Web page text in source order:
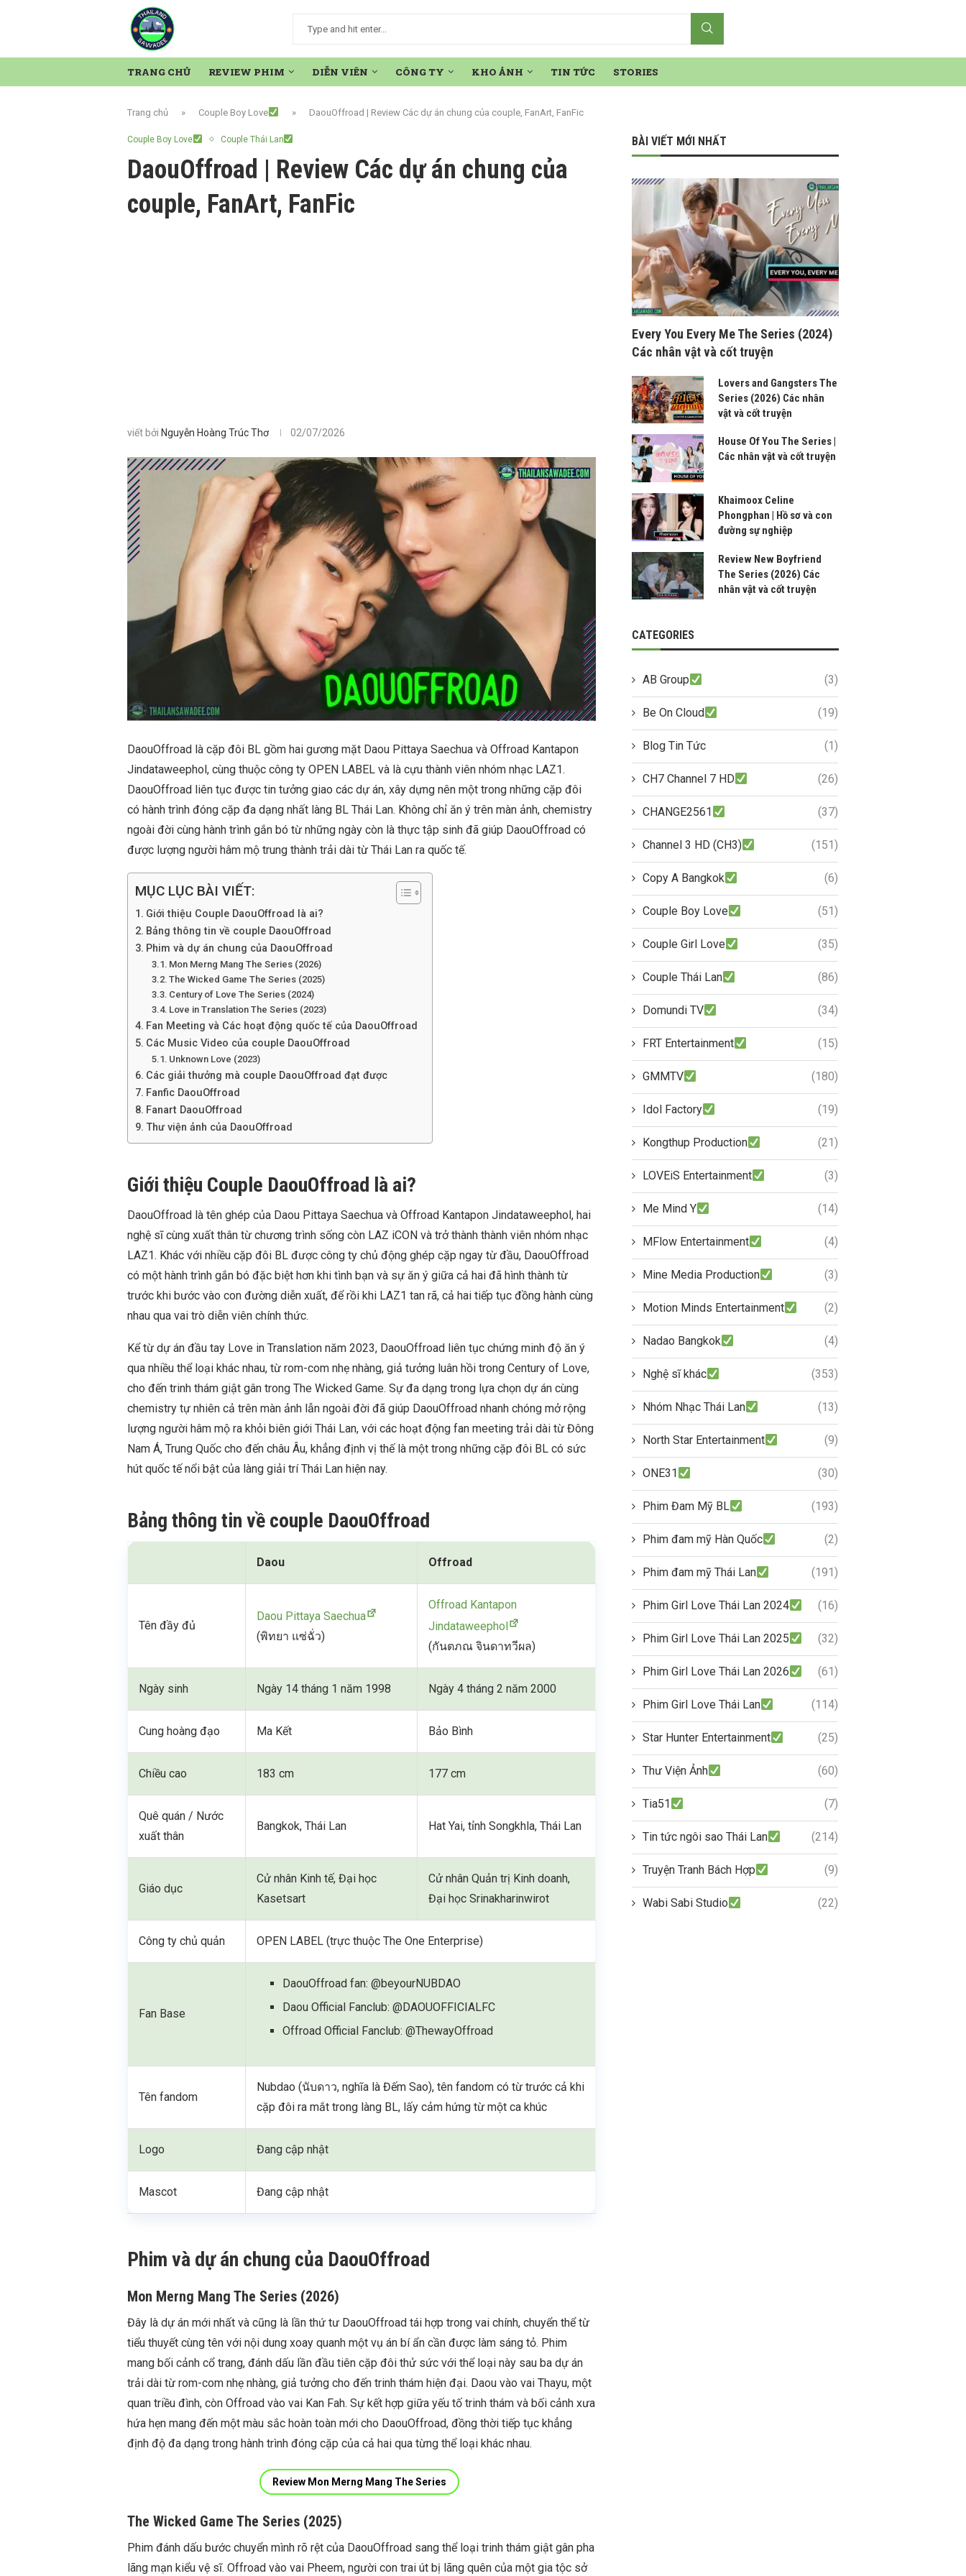
TRANG CHỦ REVIEW PHIM DIỄN VIÊN CÔNG TY KHO ẢNH TIN TỨC STORIES
Trang chủ » Couple Boy Love » DaouOffroad | Review Các dự án chung của couple, FanArt, FanFic
Couple Boy Love Couple Thái Lan
DaouOffroad | Review Các dự án chung của
couple, FanArt, FanFic
viết bởi Nguyễn Hoàng Trúc Thơ 02/07/2026
DaouOffroad là cặp đôi BL gồm hai gương mặt Daou Pittaya Saechua và Offroad Kantapon
Jindataweephol, cùng thuộc công ty OPEN LABEL và là cựu thành viên nhóm nhạc LAZ1.
DaouOffroad liên tục được tin tưởng giao các dự án, xây dựng nên một trong những cặp đôi
có hành trình đóng cặp đa dạng nhất làng BL Thái Lan. Không chỉ ăn ý trên màn ảnh, chemistry
ngoài đời cùng hành trình gắn bó từ những ngày còn là thực tập sinh đã giúp DaouOffroad có
được lượng người hâm mộ trung thành trải dài từ Thái Lan ra quốc tế.
MỤC LỤC BÀI VIẾT:
Giới thiệu Couple DaouOffroad là ai?
Bảng thông tin về couple DaouOffroad
Phim và dự án chung của DaouOffroad
Mon Merng Mang The Series (2026)
The Wicked Game The Series (2025)
Century of Love The Series (2024)
Love in Translation The Series (2023)
Fan Meeting và Các hoạt động quốc tế của DaouOffroad
Các Music Video của couple DaouOffroad
Unknown Love (2023)
Các giải thưởng mà couple DaouOffroad đạt được
Fanfic DaouOffroad
Fanart DaouOffroad
Thư viện ảnh của DaouOffroad
Giới thiệu Couple DaouOffroad là ai?
DaouOffroad là tên ghép của Daou Pittaya Saechua và Offroad Kantapon Jindataweephol, hai
nghệ sĩ cùng xuất thân từ chương trình sống còn LAZ iCON và trở thành thành viên nhóm nhạc
LAZ1. Khác với nhiều cặp đôi BL được công ty chủ động ghép cặp ngay từ đầu, DaouOffroad
có một hành trình gắn bó đặc biệt hơn khi tình bạn và sự ăn ý giữa cả hai đã hình thành từ
trước khi bước vào con đường diễn xuất, để rồi khi LAZ1 tan rã, cả hai tiếp tục đồng hành cùng
nhau qua vai trò diễn viên chính thức.
Kể từ dự án đầu tay Love in Translation năm 2023, DaouOffroad liên tục chứng minh độ ăn ý
qua nhiều thể loại khác nhau, từ rom-com nhẹ nhàng, giả tưởng luân hồi trong Century of Love,
cho đến trinh thám giật gân trong The Wicked Game. Sự đa dạng trong lựa chọn dự án cùng
chemistry tự nhiên cả trên màn ảnh lẫn ngoài đời đã giúp DaouOffroad nhanh chóng mở rộng
lượng người hâm mộ ra khỏi biên giới Thái Lan, với các hoạt động fan meeting trải dài từ Đông
Nam Á, Trung Quốc cho đến châu Âu, khẳng định vị thế là một trong những cặp đôi BL có sức
hút quốc tế nổi bật của làng giải trí Thái Lan hiện nay.
Bảng thông tin về couple DaouOffroad
Daou Offroad
Tên đầy đủ
Daou Pittaya Saechua
(พิทยา แซ่ฉั่ว)
Offroad Kantapon
Jindataweephol
(กันตภณ จินดาทวีผล)
Ngày sinh Ngày 14 tháng 1 năm 1998 Ngày 4 tháng 2 năm 2000
Cung hoàng đạo Ma Kết Bảo Bình
Chiều cao 183 cm 177 cm
Quê quán / Nước
xuất thân
Bangkok, Thái Lan Hat Yai, tỉnh Songkhla, Thái Lan
Giáo dục
Cử nhân Kinh tế, Đại học
Kasetsart
Cử nhân Quản trị Kinh doanh,
Đại học Srinakharinwirot
Công ty chủ quản OPEN LABEL (trực thuộc The One Enterprise)
Fan Base
DaouOffroad fan: @beyourNUBDAO
Daou Official Fanclub: @DAOUOFFICIALFC
Offroad Official Fanclub: @ThewayOffroad
Tên fandom
Nubdao (นับดาว, nghĩa là Đếm Sao), tên fandom có từ trước cả khi
cặp đôi ra mắt trong làng BL, lấy cảm hứng từ một ca khúc
Logo Đang cập nhật
Mascot Đang cập nhật
Phim và dự án chung của DaouOffroad
Mon Merng Mang The Series (2026)
Đây là dự án mới nhất và cũng là lần thứ tư DaouOffroad tái hợp trong vai chính, chuyển thể từ
tiểu thuyết cùng tên với nội dung xoay quanh một vụ án bí ẩn cần được làm sáng tỏ. Phim
mang bối cảnh cổ trang, đánh dấu lần đầu tiên cặp đôi thử sức với thể loại này sau ba dự án
trải dài từ rom-com nhẹ nhàng, giả tưởng cho đến trinh thám hiện đại. Daou vào vai Thayu, một
quan triều đình, còn Offroad vào vai Kan Fah. Sự kết hợp giữa yếu tố trinh thám và bối cảnh xưa
hứa hẹn mang đến một màu sắc hoàn toàn mới cho DaouOffroad, đồng thời tiếp tục khẳng
định độ đa dạng trong hành trình đóng cặp của cả hai qua từng thể loại khác nhau.
Review Mon Merng Mang The Series
The Wicked Game The Series (2025)
Phim đánh dấu bước chuyển mình rõ rệt của DaouOffroad sang thể loại trinh thám giật gân pha
lãng mạn kiểu vệ sĩ. Offroad vào vai Pheem, người con trai út bị lãng quên của một gia tộc sở
BÀI VIẾT MỚI NHẤT
Every You Every Me The Series (2024)
Các nhân vật và cốt truyện
Lovers and Gangsters The
Series (2026) Các nhân
vật và cốt truyện
House Of You The Series |
Các nhân vật và cốt truyện
Khaimoox Celine
Phongphan | Hồ sơ và con
đường sự nghiệp
Review New Boyfriend
The Series (2026) Các
nhân vật và cốt truyện
CATEGORIES
AB Group (3)
Be On Cloud (19)
Blog Tin Tức (1)
CH7 Channel 7 HD (26)
CHANGE2561 (37)
Channel 3 HD (CH3) (151)
Copy A Bangkok (6)
Couple Boy Love (51)
Couple Girl Love (35)
Couple Thái Lan (86)
Domundi TV (34)
FRT Entertainment (15)
GMMTV (180)
Idol Factory (19)
Kongthup Production (21)
LOVEiS Entertainment (3)
Me Mind Y (14)
MFlow Entertainment (4)
Mine Media Production (3)
Motion Minds Entertainment (2)
Nadao Bangkok (4)
Nghệ sĩ khác (353)
Nhóm Nhạc Thái Lan (13)
North Star Entertainment (9)
ONE31 (30)
Phim Đam Mỹ BL (193)
Phim đam mỹ Hàn Quốc (2)
Phim đam mỹ Thái Lan (191)
Phim Girl Love Thái Lan 2024 (16)
Phim Girl Love Thái Lan 2025 (32)
Phim Girl Love Thái Lan 2026 (61)
Phim Girl Love Thái Lan (114)
Star Hunter Entertainment (25)
Thư Viện Ảnh (60)
Tia51 (7)
Tin tức ngôi sao Thái Lan (214)
Truyện Tranh Bách Hợp (9)
Wabi Sabi Studio (22)